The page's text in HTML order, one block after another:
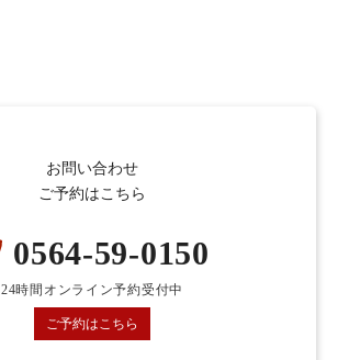
お問い合わせ
ご予約はこちら
0564-59-0150
24時間オンライン予約受付中
ご予約はこちら